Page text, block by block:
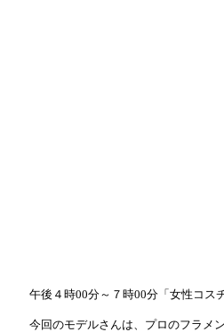
午後４時00分～７時00分「女性コス
今回のモデルさんは、プロのフラメ